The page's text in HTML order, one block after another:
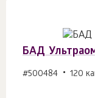
БАД
#500484 120